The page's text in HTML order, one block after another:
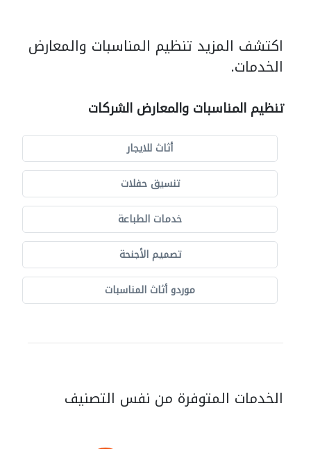
اكتشف المزيد تنظيم المناسبات والمعارض
الخدمات.
تنظيم المناسبات والمعارض الشركات
أثاث للايجار
تنسيق حفلات
خدمات الطباعة
تصميم الأجنحة
موردو أثاث المناسبات
الخدمات المتوفرة من نفس التصنيف